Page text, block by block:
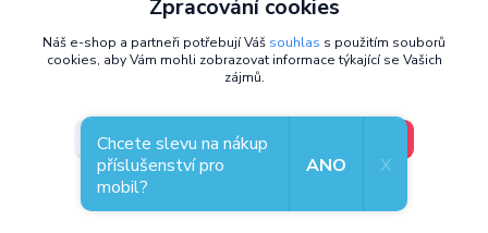
Omezí silikonové pouzdro ovládání telefonu?
silikonová pouzdra a kryty na Honor 200jsou navrženy na
míru a umožňují pohodlné používání telefonu.
Má smysl používat pouzdro každý den?
pouzdro nebo kryt na Honor 200
chrání telefon při
běžném nošení a pomáhá prodloužit jeho životnost.
Zpracování cookies
Náš e-shop a partneři potřebují Váš souhlas s použitím souborů
cookies, aby Vám mohli zobrazovat informace týkající se Vašich
zájmů.
Nastavení V pořádku, jdu si vybrat
Souhlas můžete odmítnout
Chcete slevu na nákup
příslušenství pro
mobil?
ANO X